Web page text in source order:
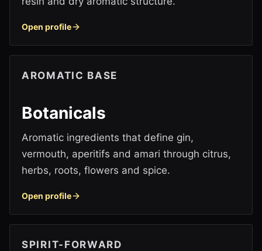
Open profile
AROMATIC BASE
Botanicals
Aromatic ingredients that define gin,
vermouth, aperitifs and amari through citrus,
herbs, roots, flowers and spice.
Open profile
SPIRIT-FORWARD